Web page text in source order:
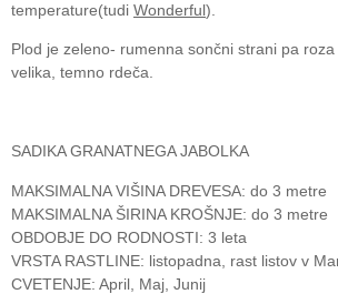
temperature(tudi Wonderful).
Plod je zeleno- rumenna sončni strani pa
velika, temno rdeča.
SADIKA GRANATNEGA JABOLKA
MAKSIMALNA VIŠINA DREVESA: do 3 metre
MAKSIMALNA ŠIRINA KROŠNJE: do 3 metre
OBDOBJE DO RODNOSTI: 3 leta
VRSTA RASTLINE: listopadna, rast listov v
CVETENJE: April, Maj, Junij